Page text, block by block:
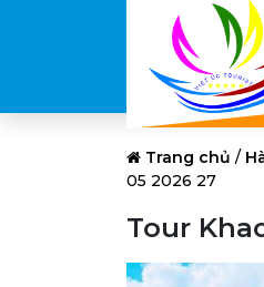
Trang chủ /
05 2026 27
Tour